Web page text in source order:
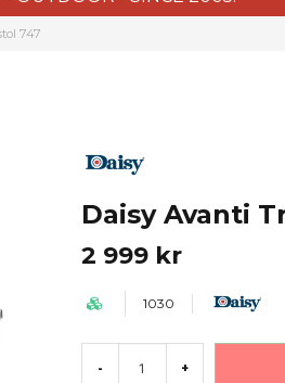
747
Daisy Avanti
2 999 kr
1030
- +